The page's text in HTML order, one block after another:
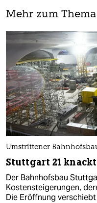
Mehr zum Thema
Umstrittener
Stuttgart 21
Der Bahnhofsbau
Kostensteigerungen,
Die Eröffnung